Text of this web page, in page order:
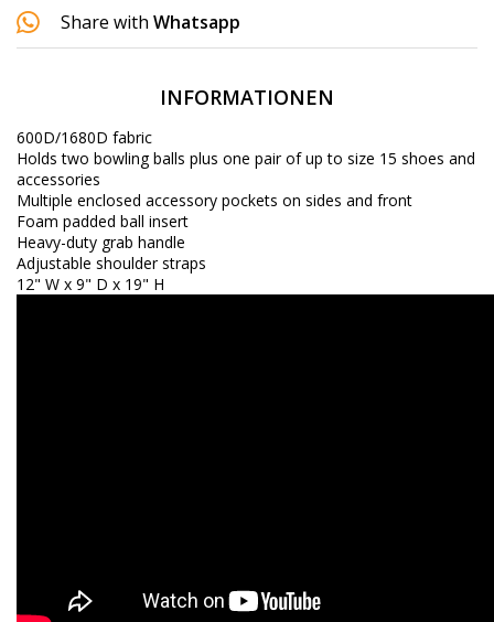
Share with Whatsapp
INFORMATIONEN
600D/1680D fabric
Holds two bowling balls plus one pair of up to size 15 shoes and
accessories
Multiple enclosed accessory pockets on sides and front
Foam padded ball insert
Heavy-duty grab handle
Adjustable shoulder straps
12" W x 9" D x 19" H